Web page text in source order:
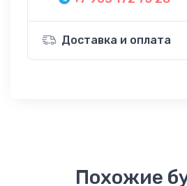
Доставка и оплата
Похожие